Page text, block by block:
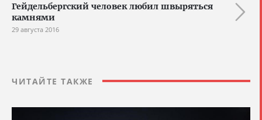
Гейдельбергский человек любил швыряться
камнями
29 августа 2016
ЧИТАЙТЕ ТАКЖЕ